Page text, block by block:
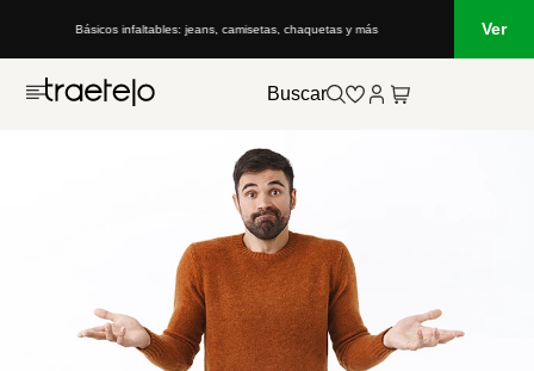
Básicos infaltables: jeans, camisetas, chaquetas y más Ver
Buscar